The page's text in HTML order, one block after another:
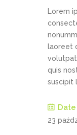
Lorem
laoreet
quis
suscipit
Date
23